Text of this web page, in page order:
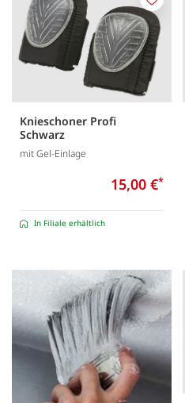
Knieschoner Profi
Schwarz
mit Gel-Einlage
15,00 €*
In Filiale erhältlich
Merken